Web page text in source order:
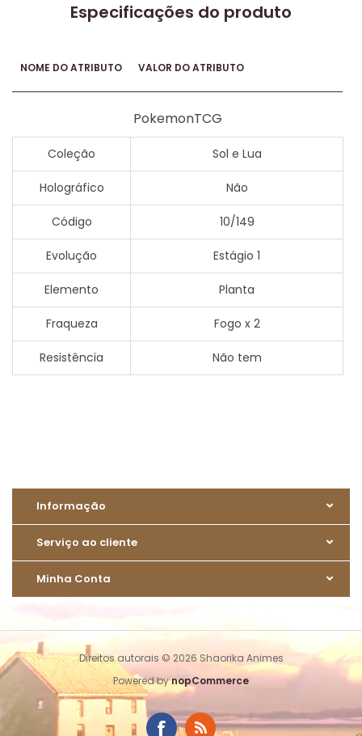
Especificações do produto
NOME DO ATRIBUTO VALOR DO ATRIBUTO
PokemonTCG
Coleção Sol e Lua
Holográfico Não
Código 10/149
Evolução Estágio 1
Elemento Planta
Fraqueza Fogo x 2
Resistência Não tem
Informação
Serviço ao cliente
Minha Conta
Direitos autorais © 2026 Shaorika Animes
Powered bynopCommerce